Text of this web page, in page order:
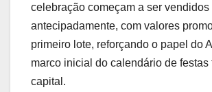
celebração começam a ser vendidos
antecipadamente, com valores
primeiro lote, reforçando o papel do
marco inicial do calendário de festas
capital.